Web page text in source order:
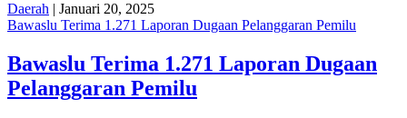
Daerah | Januari 20, 2025
Bawaslu Terima 1.271 Laporan Dugaan Pelanggaran Pemilu
Bawaslu Terima 1.271 Laporan Dugaan
Pelanggaran Pemilu